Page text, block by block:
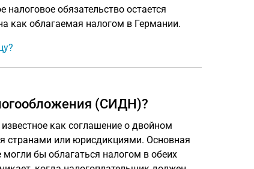
обязательство остается
как облагаемая налогом в Германии.
(СИДН)?
как соглашение о двойном
странами или юрисдикциями. Основная
бы облагаться налогом в обеих